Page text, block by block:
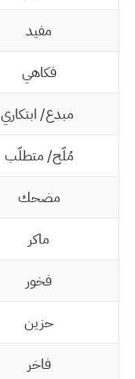
مفيد
فكاهي
مبدع/ ابتكاري
مُلّح/ متطلّب
مضحك
ماكر
فخور
حزين
فاخر